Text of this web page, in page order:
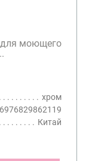
для моющего
хром
6976829862119
Китай